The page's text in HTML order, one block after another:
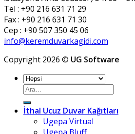
Tel : +90 216 631 71 29
Fax : +90 216 631 71 30
Cep : +90 507 350 45 06
info@keremduvarkagidi.com
Copyright 2026 © UG Software
Ara:
İthal Ucuz Duvar Kağıtları
Ugepa Virtual